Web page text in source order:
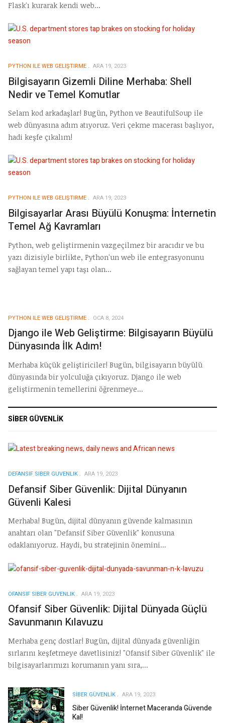
Flask'ı kurarak kendi web...
PYTHON ILE WEB GELIŞTIRME ARA 19, 2023
Bilgisayarın Gizemli Diline Merhaba: Shell
Nedir ve Temel Komutlar
Selam kod arkadaşlar! Bugün, Python ve BeautifulSoup ile
web dünyasına adım atıyoruz. Veri çekme macerası başlıyor,
hadi keşfe çıkalım!
PYTHON ILE WEB GELIŞTIRME ARA 19, 2023
Bilgisayarlar Arası Büyülü Konuşma: İnternetin
Temel Ağ Kavramları
Python, web geliştirmenin vazgeçilmez bir aracıdır ve bu
yazı dizisiyle birlikte, Python'un web ile entegrasyonunu
sağlayan temel yapı taşı olan...
PYTHON ILE WEB GELIŞTIRME OCA 8, 2024
Django ile Web Geliştirme: Bilgisayarın Büyülü
Dünyasında İlk Adım!
Merhaba küçük geliştiriciler! Bugün, bilgisayarın büyülü
dünyasında bir yolculuğa çıkıyoruz. Django ile web
geliştirmenin temellerini öğrenmeye...
SIBER GÜVENLIK
DEFANSIF SIBER GUVENLIK ARA 19, 2023
Defansif Siber Güvenlik: Dijital Dünyanın
Güvenli Kalesi
Merhaba! Bugün, dijital dünyanın güvende kalmasının
anahtarı olan "Defansif Siber Güvenlik" konusuna
odaklanıyoruz. Haydi, bu stratejinin önemini...
OFANSIF SIBER GUVENLIK ARA 19, 2023
Ofansif Siber Güvenlik: Dijital Dünyada Güçlü
Savunmanın Kılavuzu
Merhaba genç dostlar! Bugün, dijital dünyada güvenliğin
sırlarını keşfetmeye davetlisiniz! "Ofansif Siber Güvenlik" ile
bilgisayarlarımızı korumanın yanı sıra,...
SIBER GÜVENLIK ARA 19, 2023
Siber Güvenlik! İnternet Maceranda Güvende
Kal!